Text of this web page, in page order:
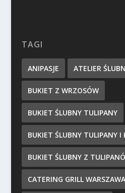
TAGI
ANIPASJE ATELIER
BUKIET Z WRZOSÓW
BUKIET ŚLUBNY TULIPANY
BUKIET ŚLUBNY TULIPANY I
BUKIET ŚLUBNY Z
CATERING GRILL WARSZAWA